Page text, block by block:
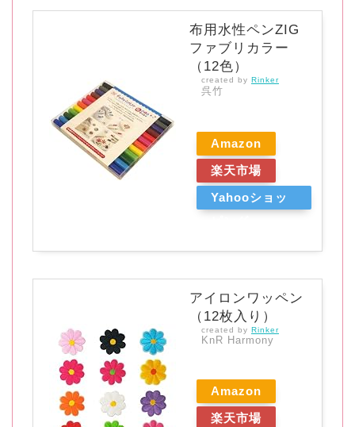
布用水性ペンZIG
ファブリカラー
（12色）
created by Rinker
呉竹
Amazon
楽天市場
Yahooショッ
アイロンワッペン
（12枚入り）
created by Rinker
KnR Harmony
Amazon
楽天市場